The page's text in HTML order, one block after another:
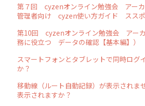
第７回 cyzenオンライン勉強会 アー
管理者向け cyzen使い方ガイド ススポ
第10回 cyzenオンライン勉強会 アー
務に役立つ データの確認【基本編】）
スマートフォンとタブレットで同時ログ
か？
移動線（ルート自動記録）が表示されま
表示されますか？